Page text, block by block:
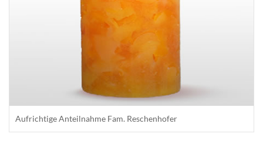
Aufrichtige Anteilnahme Fam. Reschenhofer